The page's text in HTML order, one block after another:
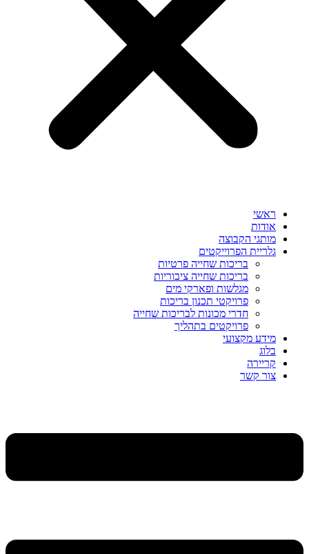
ראשי
אודות
מותגי הקבוצה
גלריית הפרוייקטים
בריכות שחייה פרטיות
בריכות שחייה ציבוריות
מגלשות ופארקי מים
פרויקטי תכנון בריכות
חדרי מכונות לבריכות שחייה
פרויקטים בתהליך
מידע מקצועי
בלוג
קריירה
צור קשר